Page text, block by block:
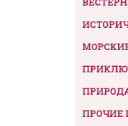
ПРОЧИЕ